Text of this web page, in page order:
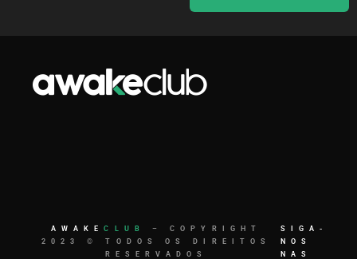
AWAKECLUB
– COPYRIGHT
2023 © TODOS OS DIREITOS
RESERVADOS
SIGA-
NOS
NAS